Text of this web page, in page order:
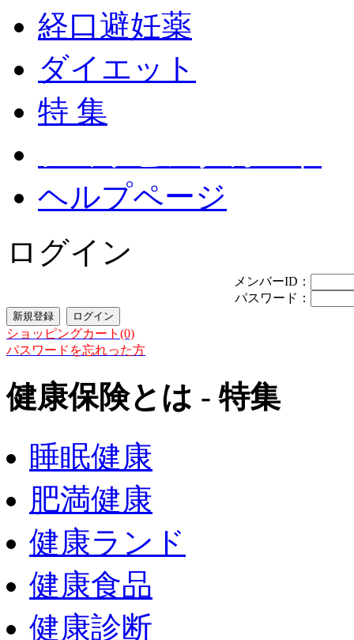
経口避妊薬
ダイエット
特 集
ヘルプページ
ログイン
メンバーID：
パスワード：
ショッピングカート(0)
パスワードを忘れった方
健康保険とは - 特集
睡眠健康
肥満健康
健康ランド
健康食品
健康診断